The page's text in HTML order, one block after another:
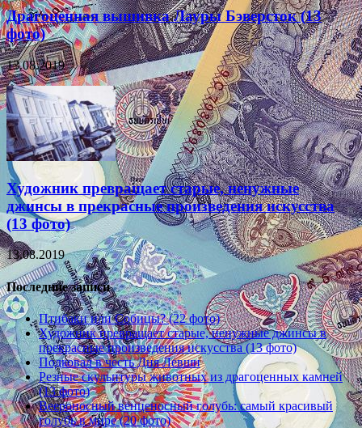
Драгоценная вышивка Лауры Бэверсток (13
фото)
13.08.2019
Художник превращает старые, ненужные
джинсы в прекрасные произведения искусства
(13 фото)
13.08.2019
Последние записи
Птибаки или Собицы? (22 фото)
Художник превращает старые, ненужные джинсы в
прекрасные произведения искусства (13 фото)
Подковал в честь Дня Левши
Резные скульптуры животных из драгоценных камней
(13 фото)
Веероносный венценосный голубь: самый красивый
голубь в мире (20 фото)